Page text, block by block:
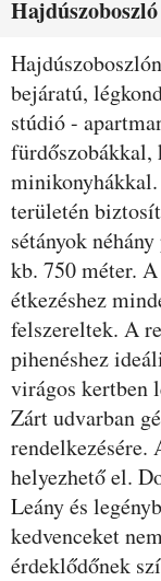
Hajdúszoboszló
Leírás
bejáratú,
stúdió -
fürdőszobákkal,
területén
sétányok
kb. 750 méter.
étkezéshez
felszereltek. A
pihenéshez
virágos kertben
Zárt udvarban
rendelkezésére.
helyezhető el.
Leány és
kedvenceket
érdeklődőnek